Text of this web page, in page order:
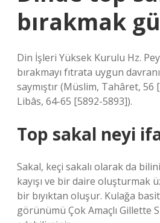
bırakmak
Din İşleri Yüksek Kurulu Hz.
bırakmayı fıtrata uygun
saymıştır (Müslim, Tahâret, 56
Libâs, 64-65 [5892-5893]).
Top sakal neyi
Sakal, keçi sakalı olarak da
kayışı ve bir daire oluşturmak
bir bıyıktan oluşur. Kulağa
görünümü Çok Amaçlı Gillette